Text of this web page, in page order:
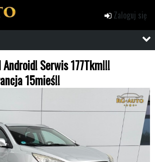
Zaloguj się
Serwis 177Tkm!!!
15mieś!!